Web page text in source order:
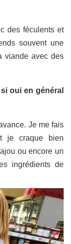
des féculents et
souvent une
viande avec des
oui en général
Je me fais
je craque bien
ou encore un
ingrédients de